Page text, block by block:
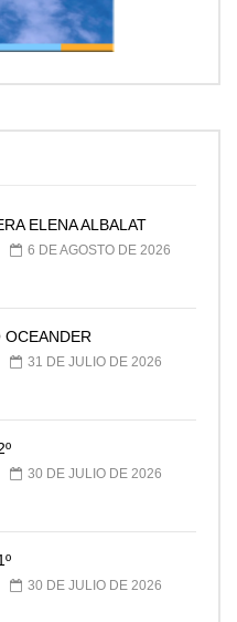
ELENA ALBALAT
6 DE AGOSTO DE 2026
OCEANDER
31 DE JULIO DE 2026
30 DE JULIO DE 2026
30 DE JULIO DE 2026